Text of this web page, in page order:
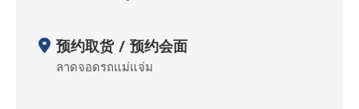
预约取货 / 预约会面
ลาดจอดรถแม่แจ่ม